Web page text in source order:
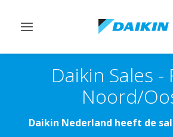
Navigatie
Daikin Sales -
Noord/
Daikin Nederland heeft de